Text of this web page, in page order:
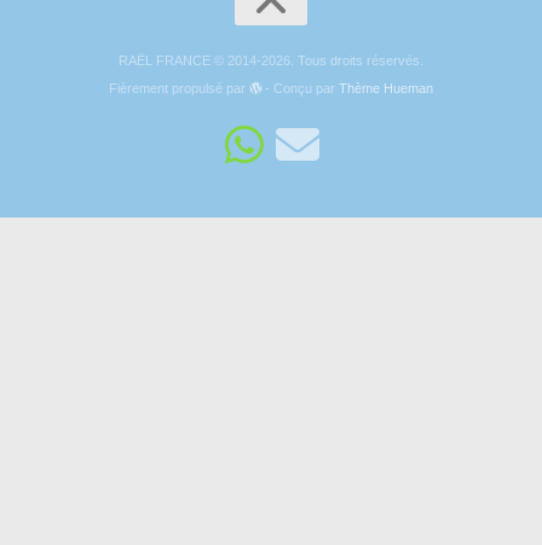
RAËL FRANCE © 2014-2026. Tous droits réservés.
Fièrement propulsé par
- Conçu parThème Hueman